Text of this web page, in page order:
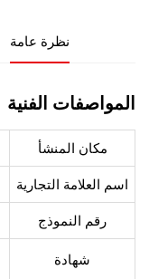
نظرة عامة
المواصفات الفنية
مكان المنشأ
اسم العلامة التجارية
رقم النموذج
شهادة